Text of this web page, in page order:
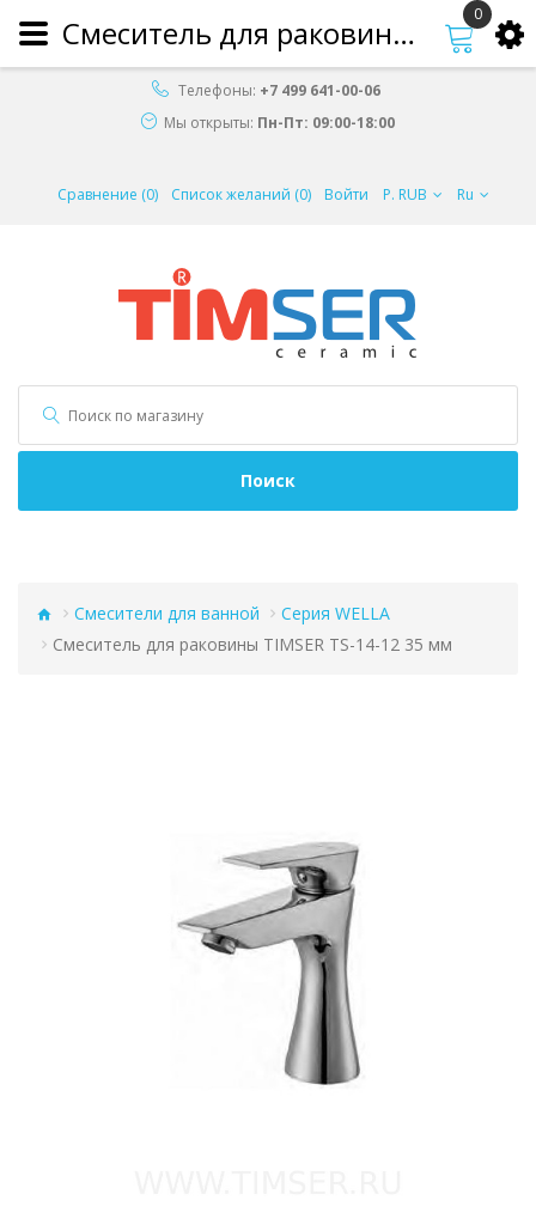
Телефоны: +7 499 641-00-06
Мы открыты: Пн-Пт: 09:00-18:00
Сравнение (0) Список желаний (0) Войти Р. RUB Ru
Поиск
0
Смесители для ванной
Серия WELLA
Смеситель для раковины TIMSER TS-14-12 35 мм
Смеситель для раковины TIMSER TS-14-12 35 мм